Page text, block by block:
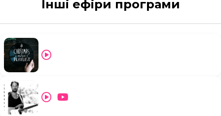
Інші ефіри програми